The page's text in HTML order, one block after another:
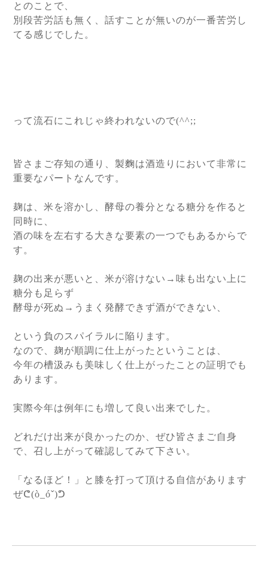
とのことで、
別段苦労話も無く、話すことが無いのが一番苦労し
てる感じでした。
って流石にこれじゃ終われないので(^^;;
皆さまご存知の通り、製麴は酒造りにおいて非常に
重要なパートなんです。
麹は、米を溶かし、酵母の養分となる糖分を作ると
同時に、
酒の味を左右する大きな要素の一つでもあるからで
す。
麹の出来が悪いと、米が溶けない→味も出ない上に
糖分も足らず
酵母が死ぬ→うまく発酵できず酒ができない、
という負のスパイラルに陥ります。
なので、麹が順調に仕上がったということは、
今年の槽汲みも美味しく仕上がったことの証明でも
あります。
実際今年は例年にも増して良い出来でした。
どれだけ出来が良かったのか、ぜひ皆さまご自身
で、召し上がって確認してみて下さい。
「なるほど！」と膝を打って頂ける自信があります
ぜᕦ(ò_óˇ)ᕤ